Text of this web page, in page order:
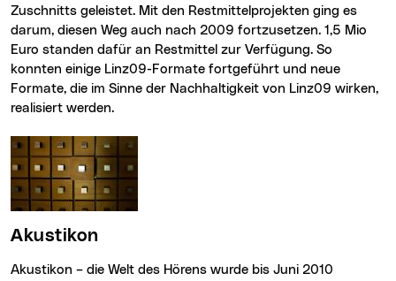
Zuschnitts geleistet. Mit den Restmittelprojekten ging es
darum, diesen Weg auch nach 2009 fortzusetzen. 1,5 Mio
Euro standen dafür an Restmittel zur Verfügung. So
konnten einige Linz09-Formate fortgeführt und neue
Formate, die im Sinne der Nachhaltigkeit von Linz09 wirken,
realisiert werden.
Akustikon
Akustikon – die Welt des Hörens wurde bis Juni 2010